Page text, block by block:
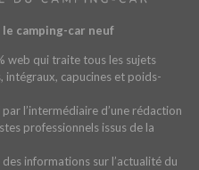
camping-car neuf
web qui traite tous les sujets
intégraux, capucines et poids-
l’intermédiaire d’une rédaction
professionnels issus de la
informations sur l’actualité du